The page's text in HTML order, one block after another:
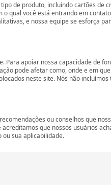
de produto, incluindo cartões
qual você está entrando em
e nossa equipe se esforça
apoiar nossa capacidade de
pode afetar como, onde e em
neste site. Nós não
ou conselhos que
que nossos usuários
sua aplicabilidade.